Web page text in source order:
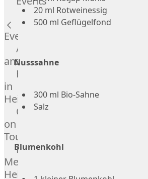
Hardware
Küchenhelfer
Grillgeräte
Beefer®
Gasgrills
Big
Green
Egg
Grill
Nesmuk
Berkel
Dry
Aging
Schrank
Events
Alle
anzeigen
Fleischkompetenz
in
Heinsberg
OTTO
on
Tour
Männer
Metzger
Heinsberg
20 ml Rotweinessig
500 ml Geflügelfond
Nusssahne
300 ml Bio-Sahne
Salz
Blumenkohl